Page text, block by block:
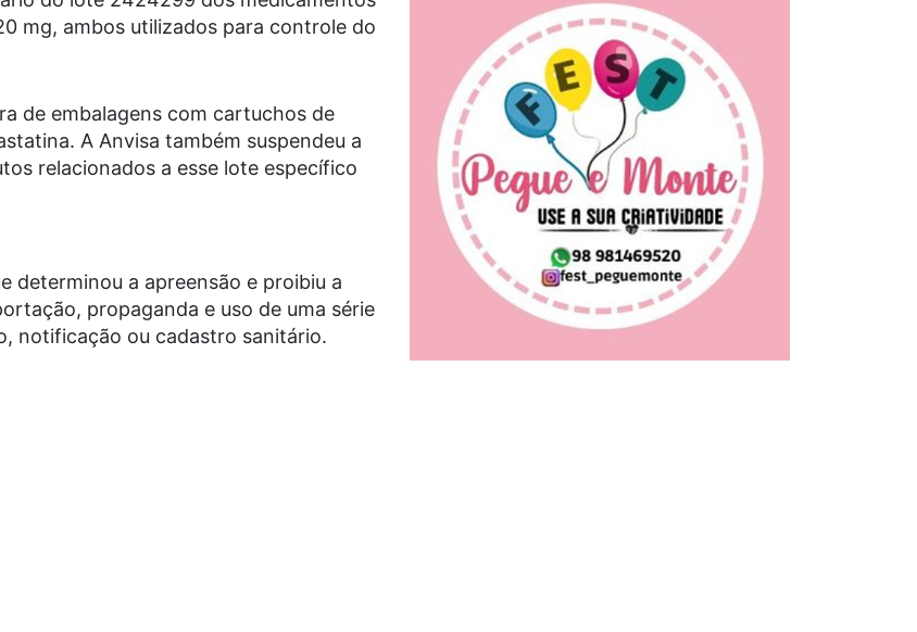
mg, ambos utilizados para controle do
de embalagens com cartuchos de
A Anvisa também suspendeu a
relacionados a esse lote específico
determinou a apreensão e proibiu a
propaganda e uso de uma série
notificação ou cadastro sanitário.